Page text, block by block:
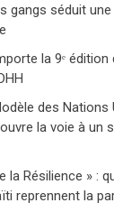
gangs séduit
la 9ᵉ
des Nations
la voie à un
la Résilience » :
reprennent la